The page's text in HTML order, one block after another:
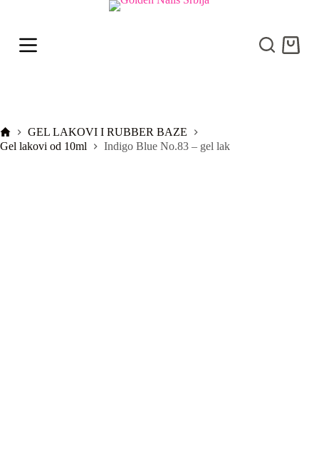
p
e
n
PočetnaGEL LAKOVI I RUBBER BAZE
Gel lakovi od 10ml
Indigo Blue No.83 – gel lak